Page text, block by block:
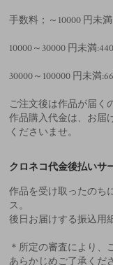
手数料；～10000 円未満
10000～30000 円未満
30000～100000 円未満
ご注文後は作品が届く
作品購入代金は、お届
くださいませ。
クロネコ代金後払いサ
作品を受け取ったのち
ス。
後日お届けする振込用
＊所定の審査により、
あらかじめご了承くだ